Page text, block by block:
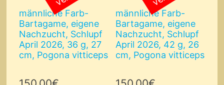
männliche Farb-
Bartagame, eigene
Nachzucht, Schlupf
April 2026, 36 g, 27
cm, Pogona vitticeps
männliche Farb-
Bartagame, eigene
Nachzucht, Schlupf
April 2026, 42 g, 26
cm, Pogona vitticeps